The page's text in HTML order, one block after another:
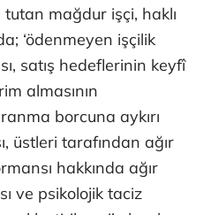
mağdur işçi, haklı
‘ödenmeyen işçilik
satış hedeflerinin keyfî
almasının
borcuna aykırı
üstleri tarafından ağır
hakkında ağır
ve psikolojik taciz